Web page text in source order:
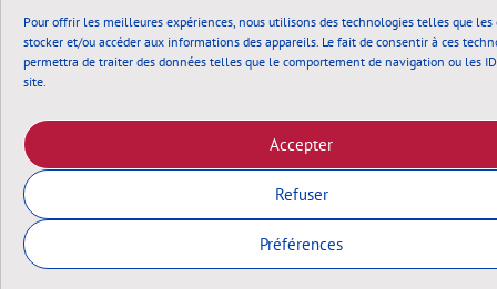
Pour offrir les meilleures expériences, nous utilisons des technologies telles que les
stocker et/ou accéder aux informations des appareils. Le fait de consentir à ces
permettra de traiter des données telles que le comportement de navigation ou les
site.
Accepter
Refuser
Préférences